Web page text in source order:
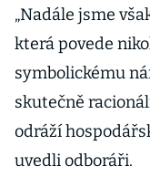
„Nadále jsme
která povede
symbolickému
skutečně
odráží
uvedli odboráři.